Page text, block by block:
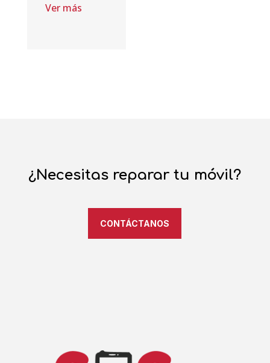
Ver más
¿Necesitas reparar tu móvil?
CONTÁCTANOS